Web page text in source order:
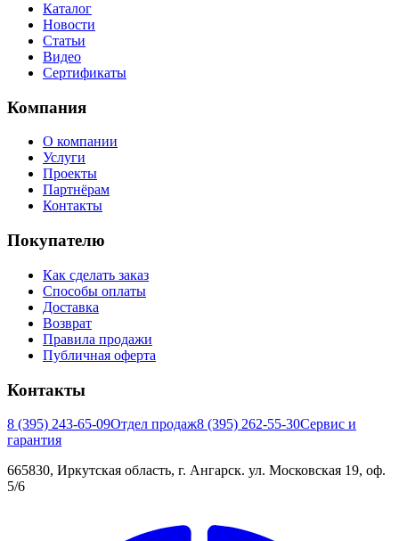
Каталог
Новости
Статьи
Видео
Сертификаты
Компания
О компании
Услуги
Проекты
Партнёрам
Контакты
Покупателю
Как сделать заказ
Способы оплаты
Доставка
Возврат
Правила продажи
Публичная оферта
Контакты
8 (395) 243-65-09Отдел продаж8 (395) 262-55-30Сервис и
гарантия
665830, Иркутская область, г. Ангарск. ул. Московская 19, оф.
5/6